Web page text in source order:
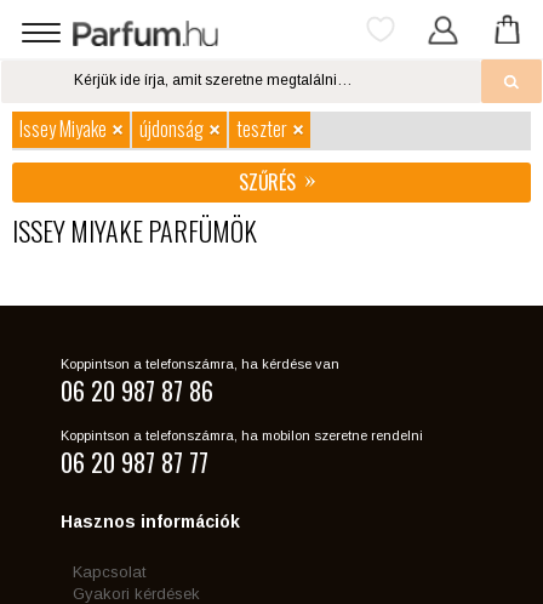
Issey Miyake újdonság
teszter
SZŰRÉS
ISSEY MIYAKE PARFÜMÖK
Koppintson a telefonszámra, ha kérdése van
06 20 987 87 86
Koppintson a telefonszámra, ha mobilon szeretne rendelni
06 20 987 87 77
Hasznos információk
Kapcsolat
Gyakori kérdések